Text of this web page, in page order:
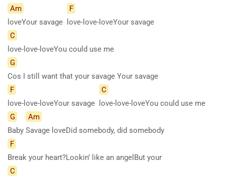
Am
loveYour savage
F
love-love-loveYour savage
C
love-love-loveYou could use me
G
Cos I still want that your savage Your savage
F
love-love-loveYour savage
C
love-love-loveYou could use me
G
Baby
Am
Savage loveDid somebody, did somebody
F
Break your heart?Lookin’ like an angelBut your
C